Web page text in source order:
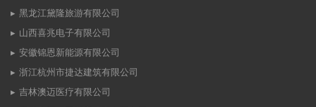
黑龙江黛隆旅游有限公司
山西喜兆电子有限公司
安徽锦恩新能源有限公司
浙江杭州市捷达建筑有限公司
吉林澳迈医疗有限公司